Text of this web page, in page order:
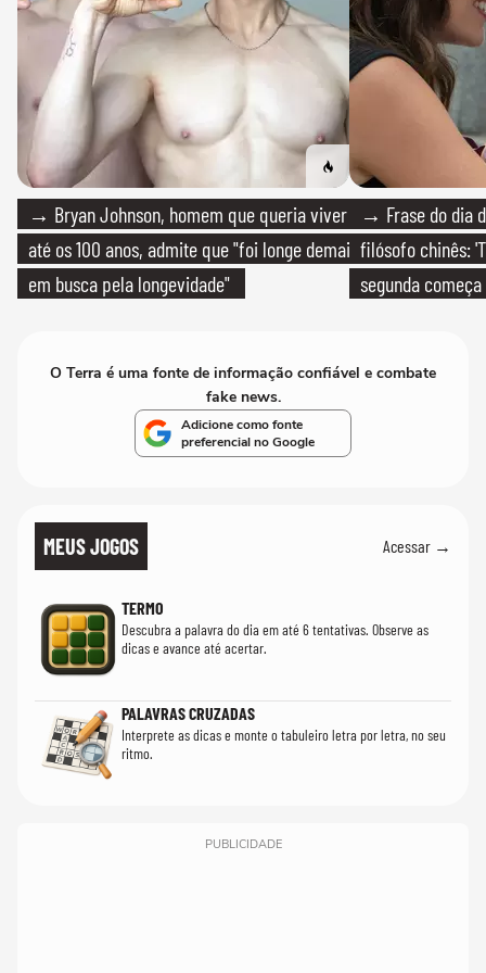
→ Bryan Johnson, homem que queria viver
até os 100 anos, admite que "foi longe demais
em busca pela longevidade"
→ Frase do dia
filósofo chinês:
segunda
O Terra é uma fonte de informação confiável e combate
fake news.
Adicione como fonte
preferencial no Google
MEUS JOGOS Acessar →
TERMO
Descubra a palavra do dia em até 6 tentativas. Observe as
dicas e avance até acertar.
PALAVRAS CRUZADAS
Interprete as dicas e monte o tabuleiro letra por letra, no seu
ritmo.
PUBLICIDADE